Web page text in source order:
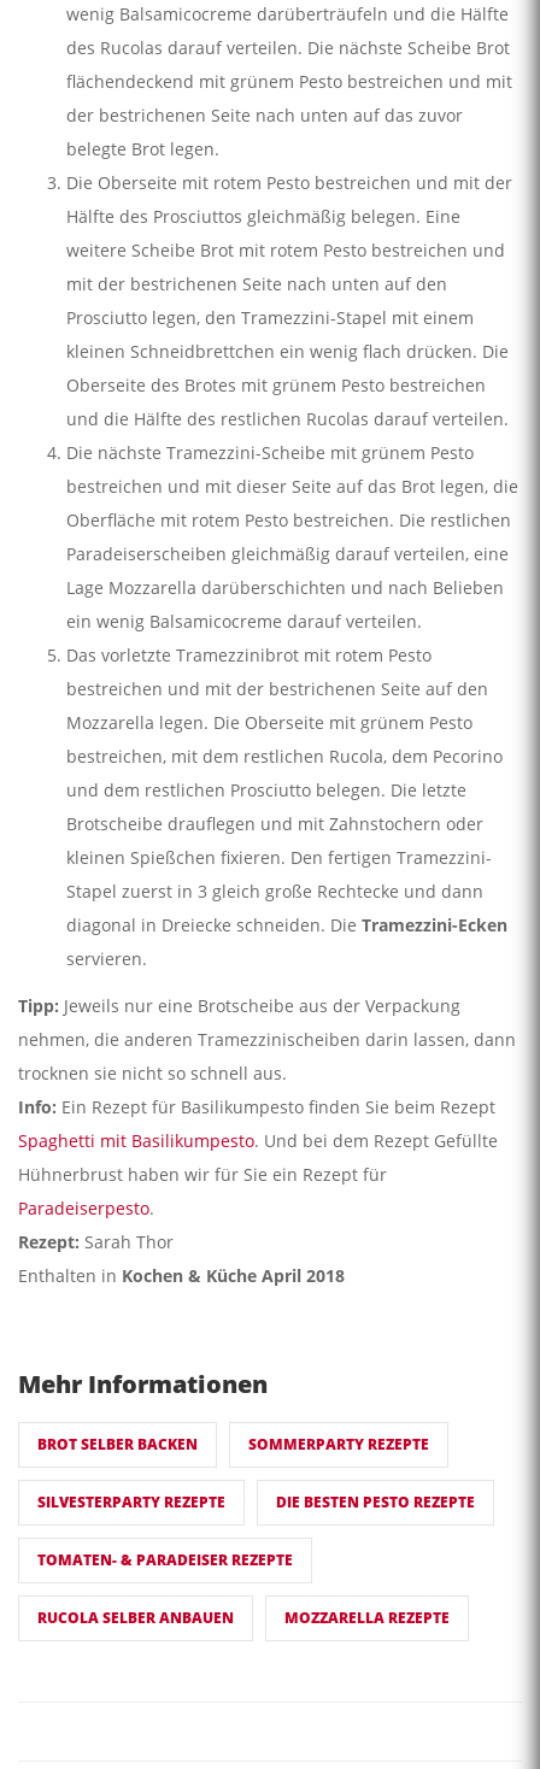
wenig Balsamicocreme darüberträufeln und die Hälfte
des Rucolas darauf verteilen. Die nächste Scheibe Brot
flächendeckend mit grünem Pesto bestreichen und mit
der bestrichenen Seite nach unten auf das zuvor
belegte Brot legen.
Die Oberseite mit rotem Pesto bestreichen und mit der
Hälfte des Prosciuttos gleichmäßig belegen. Eine
weitere Scheibe Brot mit rotem Pesto bestreichen und
mit der bestrichenen Seite nach unten auf den
Prosciutto legen, den Tramezzini-Stapel mit einem
kleinen Schneidbrettchen ein wenig flach drücken. Die
Oberseite des Brotes mit grünem Pesto bestreichen
und die Hälfte des restlichen Rucolas darauf verteilen.
Die nächste Tramezzini-Scheibe mit grünem Pesto
bestreichen und mit dieser Seite auf das Brot legen, die
Oberfläche mit rotem Pesto bestreichen. Die restlichen
Paradeiserscheiben gleichmäßig darauf verteilen, eine
Lage Mozzarella darüberschichten und nach Belieben
ein wenig Balsamicocreme darauf verteilen.
Das vorletzte Tramezzinibrot mit rotem Pesto
bestreichen und mit der bestrichenen Seite auf den
Mozzarella legen. Die Oberseite mit grünem Pesto
bestreichen, mit dem restlichen Rucola, dem Pecorino
und dem restlichen Prosciutto belegen. Die letzte
Brotscheibe drauflegen und mit Zahnstochern oder
kleinen Spießchen fixieren. Den fertigen Tramezzini-
Stapel zuerst in 3 gleich große Rechtecke und dann
diagonal in Dreiecke schneiden. Die Tramezzini-Ecken
servieren.
Tipp: Jeweils nur eine Brotscheibe aus der Verpackung
nehmen, die anderen Tramezzinischeiben darin lassen, dann
trocknen sie nicht so schnell aus.
Info: Ein Rezept für Basilikumpesto finden Sie beim Rezept
Spaghetti mit Basilikumpesto. Und bei dem Rezept Gefüllte
Hühnerbrust haben wir für Sie ein Rezept für
Paradeiserpesto.
Rezept: Sarah Thor
Enthalten in Kochen & Küche April 2018
Mehr Informationen
BROT SELBER BACKEN SOMMERPARTY REZEPTE
SILVESTERPARTY REZEPTE DIE BESTEN PESTO REZEPTE
TOMATEN- & PARADEISER REZEPTE
RUCOLA SELBER ANBAUEN MOZZARELLA REZEPTE